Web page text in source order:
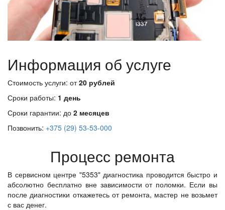
Информация об услуге
Стоимость услуги: от20 рублей
Сроки работы: 1 день
Сроки гарантии: до 2 месяцев
Позвонить: +375 (29) 53-53-000
Процесс ремонта
В сервисном центре "5353" диагностика проводится быстро и
абсолютно бесплатно вне зависимости от поломки. Если вы
после диагностики откажетесь от ремонта, мастер не возьмет
с вас денег.